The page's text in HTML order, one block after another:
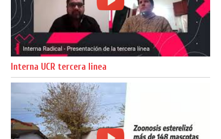
Interna UCR tercera linea